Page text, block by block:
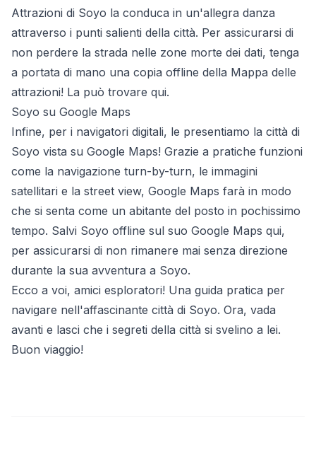
Attrazioni di Soyo la conduca in un'allegra danza
attraverso i punti salienti della città. Per assicurarsi di
non perdere la strada nelle zone morte dei dati, tenga
a portata di mano una copia offline della Mappa delle
attrazioni! La può trovare qui.
Soyo su Google Maps
Infine, per i navigatori digitali, le presentiamo la città di
Soyo vista su Google Maps! Grazie a pratiche funzioni
come la navigazione turn-by-turn, le immagini
satellitari e la street view, Google Maps farà in modo
che si senta come un abitante del posto in pochissimo
tempo. Salvi Soyo offline sul suo Google Maps qui,
per assicurarsi di non rimanere mai senza direzione
durante la sua avventura a Soyo.
Ecco a voi, amici esploratori! Una guida pratica per
navigare nell'affascinante città di Soyo. Ora, vada
avanti e lasci che i segreti della città si svelino a lei.
Buon viaggio!